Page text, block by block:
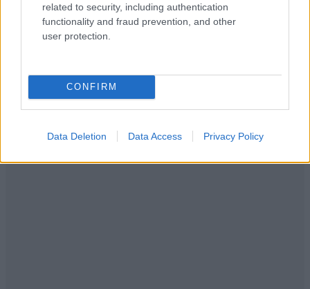
related to security, including authentication
functionality and fraud prevention, and other
user protection.
CONFIRM
Data Deletion Data Access Privacy Policy